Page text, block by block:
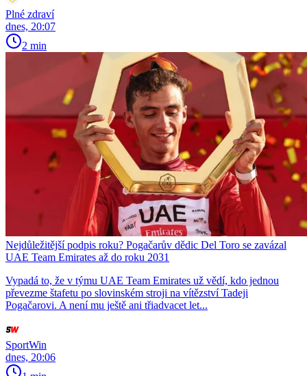
Plné zdraví
dnes, 20:07
2 min
Nejdůležitější podpis roku? Pogačarův dědic Del Toro se zavázal
UAE Team Emirates až do roku 2031
Vypadá to, že v týmu UAE Team Emirates už vědí, kdo jednou
převezme štafetu po slovinském stroji na vítězství Tadeji
Pogačarovi. A není mu ještě ani třiadvacet let...
SportWin
dnes, 20:06